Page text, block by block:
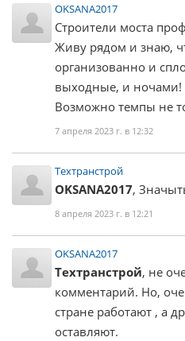
OKSANA2017
Строители моста
Живу рядом и знаю,
организованно и
выходные, и ночами!
Возможно темпы не
7 апреля 2023 г. в 12:32
Техтранстрой
OKSANA2017,
8 апреля 2023 г. в 12:21
OKSANA2017
Техтранстрой, не
комментарий. Но,
стране работают , а
оставляют.